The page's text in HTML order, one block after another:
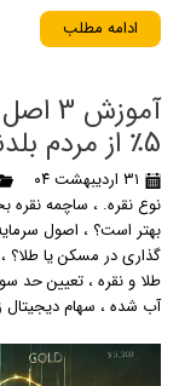
ادامه مطلب
5٪ از مردم بلدند و همیشه سود می‌برند!
۳۱ اردیبهشت ۰۴
نوع نقره. ، ساچمه نقره
بهتر است؟، اصول
گذاری در مسکن یا طلا؟،
طلا و نقره، تعیین حد
آب شده، سهام دیجیتال